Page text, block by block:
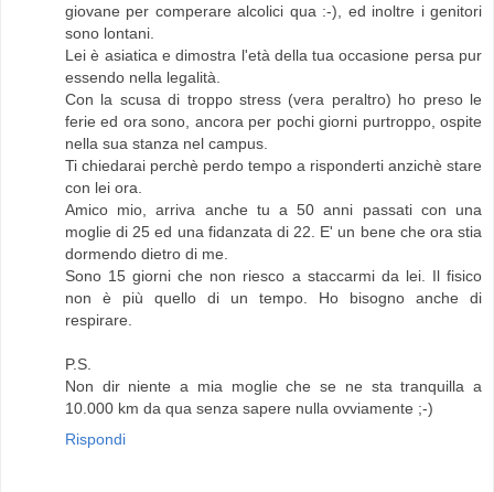
giovane per comperare alcolici qua :-), ed inoltre i genitori
sono lontani.
Lei è asiatica e dimostra l'età della tua occasione persa pur
essendo nella legalità.
Con la scusa di troppo stress (vera peraltro) ho preso le
ferie ed ora sono, ancora per pochi giorni purtroppo, ospite
nella sua stanza nel campus.
Ti chiedarai perchè perdo tempo a risponderti anzichè stare
con lei ora.
Amico mio, arriva anche tu a 50 anni passati con una
moglie di 25 ed una fidanzata di 22. E' un bene che ora stia
dormendo dietro di me.
Sono 15 giorni che non riesco a staccarmi da lei. Il fisico
non è più quello di un tempo. Ho bisogno anche di
respirare.
P.S.
Non dir niente a mia moglie che se ne sta tranquilla a
10.000 km da qua senza sapere nulla ovviamente ;-)
Rispondi